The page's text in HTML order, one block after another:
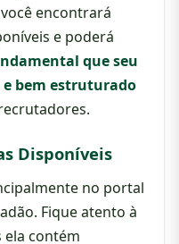
você encontrará
e poderá
que seu
bem estruturado
Disponíveis
no portal
Fique atento à
ela contém